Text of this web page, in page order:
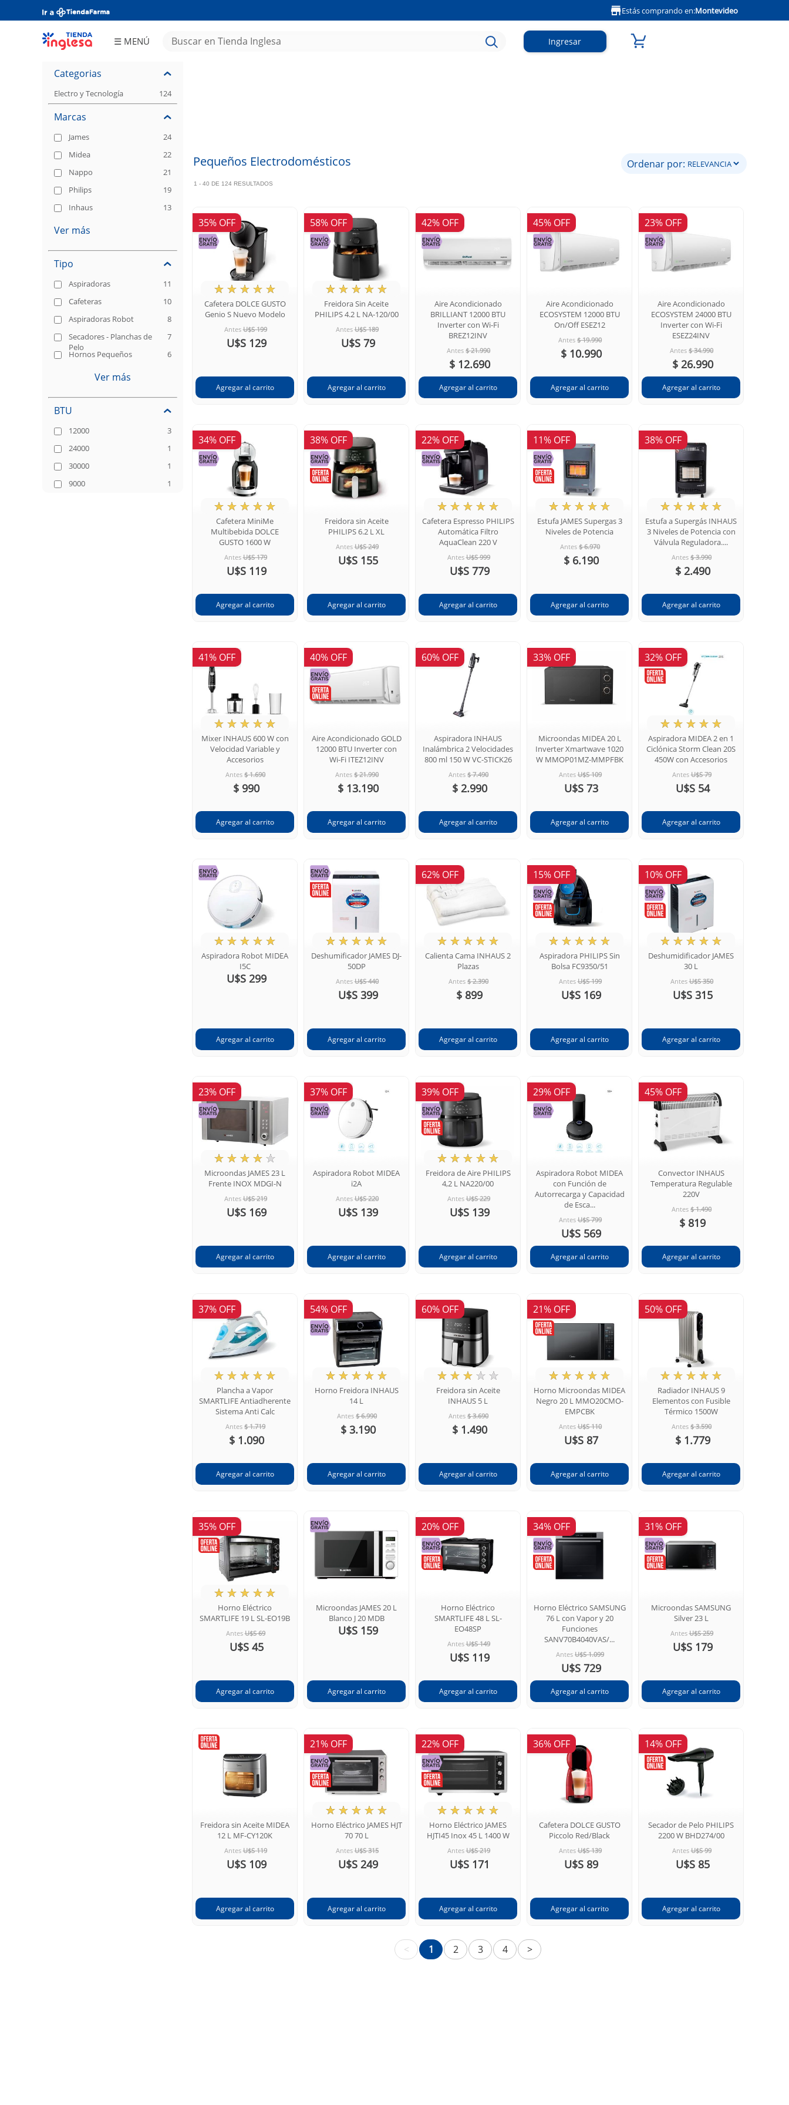
Estás comprando en:Montevideo
☰ MENÚ
Tiempo
Ingresar
Categorias
Electro y Tecnología 124
Marcas
James
24
Midea
22
Nappo
21
Philips
19
Inhaus
13
Ver más
Tipo
Aspiradoras
11
Cafeteras
10
Aspiradoras Robot
8
Secadores - Planchas de
Pelo
7
Hornos Pequeños
6
Ver más
BTU
12000
3
24000
1
30000
1
9000
1
Pequeños Electrodomésticos Ordenar por:
1 - 40 DE 124 RESULTADOS
35% OFF
★ ☆ ☆ ☆ ☆
Cafetera DOLCE GUSTO
Genio S Nuevo Modelo
Antes U$S 199
U$S 129
58% OFF
★ ☆ ☆ ☆ ☆
Freidora Sin Aceite
PHILIPS 4.2 L NA-120/00
Antes U$S 189
U$S 79
42% OFF
Aire Acondicionado
BRILLIANT 12000 BTU
Inverter con Wi-Fi
BREZ12INV
Antes $ 21.990
$ 12.690
45% OFF
Aire Acondicionado
ECOSYSTEM 12000 BTU
On/Off ESEZ12
Antes $ 19.990
$ 10.990
23% OFF
Aire Acondicionado
ECOSYSTEM 24000 BTU
Inverter con Wi-Fi
ESEZ24INV
Antes $ 34.990
$ 26.990
34% OFF
★ ☆ ☆ ☆ ☆
Cafetera MiniMe
Multibebida DOLCE
GUSTO 1600 W
Antes U$S 179
U$S 119
38% OFF
Freidora sin Aceite
PHILIPS 6.2 L XL
Antes U$S 249
U$S 155
22% OFF
★ ☆ ☆ ☆ ☆
Cafetera Espresso PHILIPS
Automática Filtro
AquaClean 220 V
Antes U$S 999
U$S 779
11% OFF
★ ☆ ☆ ☆ ☆
Estufa JAMES Supergas 3
Niveles de Potencia
Antes $ 6.970
$ 6.190
38% OFF
★ ☆ ☆ ☆ ☆
Estufa a Supergás INHAUS
3 Niveles de Potencia con
Válvula Reguladora....
Antes $ 3.990
$ 2.490
41% OFF
★ ☆ ☆ ☆ ☆
Mixer INHAUS 600 W con
Velocidad Variable y
Accesorios
Antes $ 1.690
$ 990
40% OFF
Aire Acondicionado GOLD
12000 BTU Inverter con
Wi-Fi ITEZ12INV
Antes $ 21.990
$ 13.190
60% OFF
Aspiradora INHAUS
Inalámbrica 2 Velocidades
800 ml 150 W VC-STICK26
Antes $ 7.490
$ 2.990
33% OFF
Microondas MIDEA 20 L
Inverter Xmartwave 1020
W MMOP01MZ-MMPFBK
Antes U$S 109
U$S 73
32% OFF
★ ☆ ☆ ☆ ☆
Aspiradora MIDEA 2 en 1
Ciclónica Storm Clean 20S
450W con Accesorios
Antes U$S 79
U$S 54
★ ☆ ☆ ☆ ☆
Aspiradora Robot MIDEA
I5C
U$S 299
★ ☆ ☆ ☆ ☆
Deshumificador JAMES DJ-
50DP
Antes U$S 440
U$S 399
62% OFF
★ ☆ ☆ ☆ ☆
Calienta Cama INHAUS 2
Plazas
Antes $ 2.390
$ 899
15% OFF
★ ☆ ☆ ☆ ☆
Aspiradora PHILIPS Sin
Bolsa FC9350/51
Antes U$S 199
U$S 169
10% OFF
★ ☆ ☆ ☆ ☆
Deshumidificador JAMES
30 L
Antes U$S 350
U$S 315
23% OFF
★ ☆ ☆ ☆ ☆
Microondas JAMES 23 L
Frente INOX MDGI-N
Antes U$S 219
U$S 169
37% OFF
Aspiradora Robot MIDEA
i2A
Antes U$S 220
U$S 139
39% OFF
★ ☆ ☆ ☆ ☆
Freidora de Aire PHILIPS
4,2 L NA220/00
Antes U$S 229
U$S 139
29% OFF
Aspiradora Robot MIDEA
con Función de
Autorrecarga y Capacidad
de Esca...
Antes U$S 799
U$S 569
45% OFF
Convector INHAUS
Temperatura Regulable
220V
Antes $ 1.490
$ 819
37% OFF
★ ☆ ☆ ☆ ☆
Plancha a Vapor
SMARTLIFE Antiadherente
Sistema Anti Calc
Antes $ 1.719
$ 1.090
54% OFF
★ ☆ ☆ ☆ ☆
Horno Freidora INHAUS
14 L
Antes $ 6.990
$ 3.190
60% OFF
★ ☆ ☆ ☆ ☆
Freidora sin Aceite
INHAUS 5 L
Antes $ 3.690
$ 1.490
21% OFF
★ ☆ ☆ ☆ ☆
Horno Microondas MIDEA
Negro 20 L MMO20CMO-
EMPCBK
Antes U$S 110
U$S 87
50% OFF
★ ☆ ☆ ☆ ☆
Radiador INHAUS 9
Elementos con Fusible
Térmico 1500W
Antes $ 3.590
$ 1.779
35% OFF
★ ☆ ☆ ☆ ☆
Horno Eléctrico
SMARTLIFE 19 L SL-EO19B
Antes U$S 69
U$S 45
Microondas JAMES 20 L
Blanco J 20 MDB
U$S 159
20% OFF
Horno Eléctrico
SMARTLIFE 48 L SL-
EO48SP
Antes U$S 149
U$S 119
34% OFF
Horno Eléctrico SAMSUNG
76 L con Vapor y 20
Funciones
SANV70B4040VAS/...
Antes U$S 1.099
U$S 729
31% OFF
Microondas SAMSUNG
Silver 23 L
Antes U$S 259
U$S 179
Freidora sin Aceite MIDEA
12 L MF-CY120K
Antes U$S 119
U$S 109
21% OFF
★ ☆ ☆ ☆ ☆
Horno Eléctrico JAMES HJT
70 70 L
Antes U$S 315
U$S 249
22% OFF
★ ☆ ☆ ☆ ☆
Horno Eléctrico JAMES
HJTI45 Inox 45 L 1400 W
Antes U$S 219
U$S 171
36% OFF
Cafetera DOLCE GUSTO
Piccolo Red/Black
Antes U$S 139
U$S 89
14% OFF
Secador de Pelo PHILIPS
2200 W BHD274/00
Antes U$S 99
U$S 85
< 1 2 3 4 >